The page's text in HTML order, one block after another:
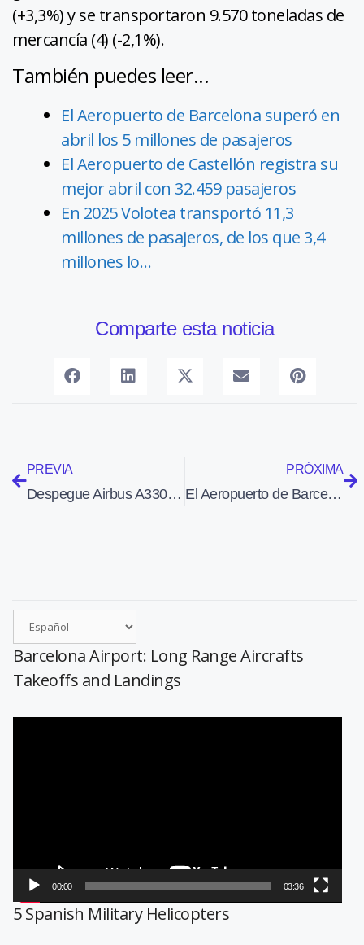
(+3,3%) y se transportaron 9.570 toneladas de
mercancía (4) (-2,1%).
También puedes leer...
El Aeropuerto de Barcelona superó en
abril los 5 millones de pasajeros
El Aeropuerto de Castellón registra su
mejor abril con 32.459 pasajeros
En 2025 Volotea transportó 11,3
millones de pasajeros, de los que 3,4
millones lo…
Comparte esta noticia
PREVIA
Despegue Airbus A330 de Level del Aeropuerto de Barcelona
PRÓXIMA
El Aeropuerto de Barcelona rozó en abril los 5 millones de pasajeros
Barcelona Airport: Long Range Aircrafts
Takeoffs and Landings
00:00 03:36
5 Spanish Military Helicopters